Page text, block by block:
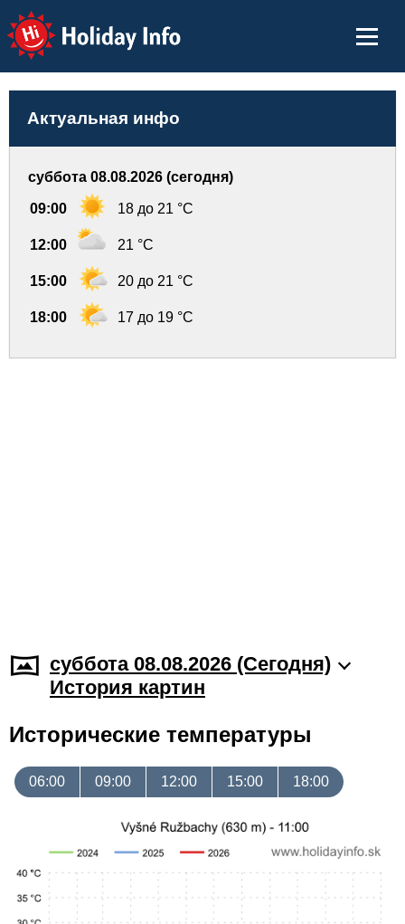
Holiday Info
Актуальная инфо
суббота 08.08.2026 (сегодня)
09:00 18 до 21 °C
12:00 21 °C
15:00 20 до 21 °C
18:00 17 до 19 °C
суббота 08.08.2026 (Cегодня)
История картин
Исторические температуры
06:00 09:00 12:00 15:00 18:00